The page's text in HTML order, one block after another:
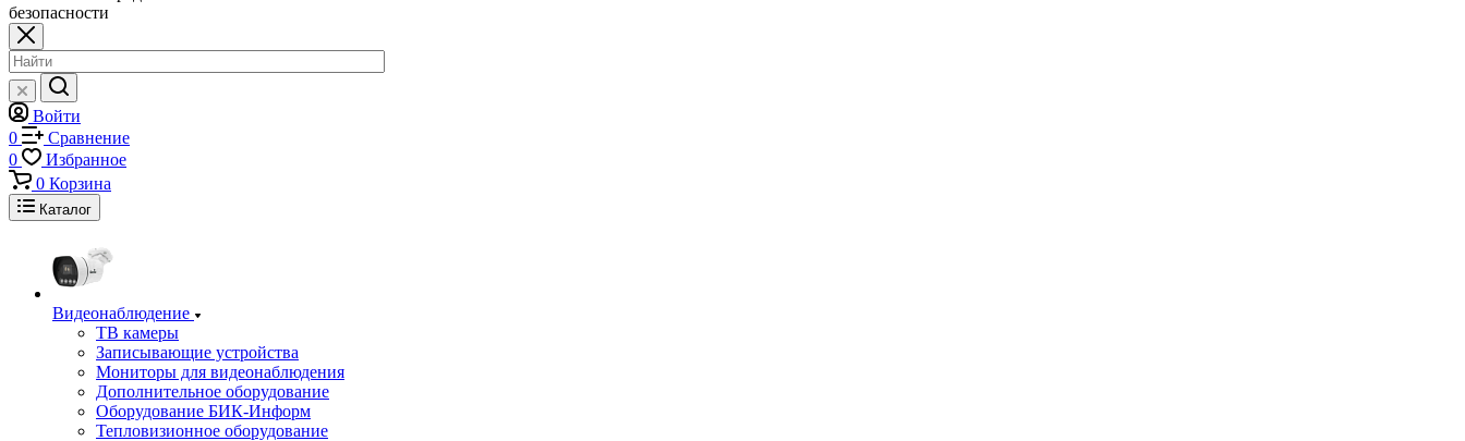
безопасности
Войти
0
Сравнение
0
Избранное
0 Корзина
Каталог
Видеонаблюдение
ТВ камеры
Записывающие устройства
Мониторы для видеонаблюдения
Дополнительное оборудование
Оборудование БИК-Информ
Тепловизионное оборудование